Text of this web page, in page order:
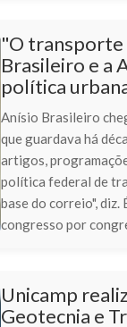
"O transporte
Brasileiro e a
política
Anísio Brasileiro
que guardava há
artigos,
política federal de
base do correio", diz.
congresso por
Unicamp
Geotecnia e